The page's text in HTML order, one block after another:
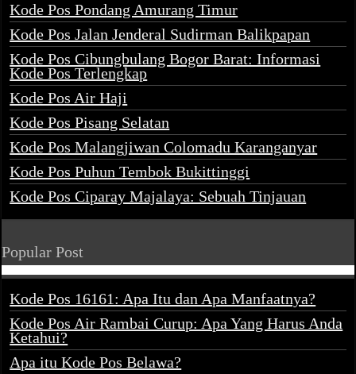
Kode Pos Pondang Amurang Timur
Kode Pos Jalan Jenderal Sudirman Balikpapan
Kode Pos Cibungbulang Bogor Barat: Informasi
Kode Pos Terlengkap
Kode Pos Air Haji
Kode Pos Pisang Selatan
Kode Pos Malangjiwan Colomadu Karanganyar
Kode Pos Puhun Tembok Bukittinggi
Kode Pos Ciparay Majalaya: Sebuah Tinjauan
Popular Post
Kode Pos 16161: Apa Itu dan Apa Manfaatnya?
Kode Pos Air Rambai Curup: Apa Yang Harus Anda
Ketahui?
Apa itu Kode Pos Belawa?